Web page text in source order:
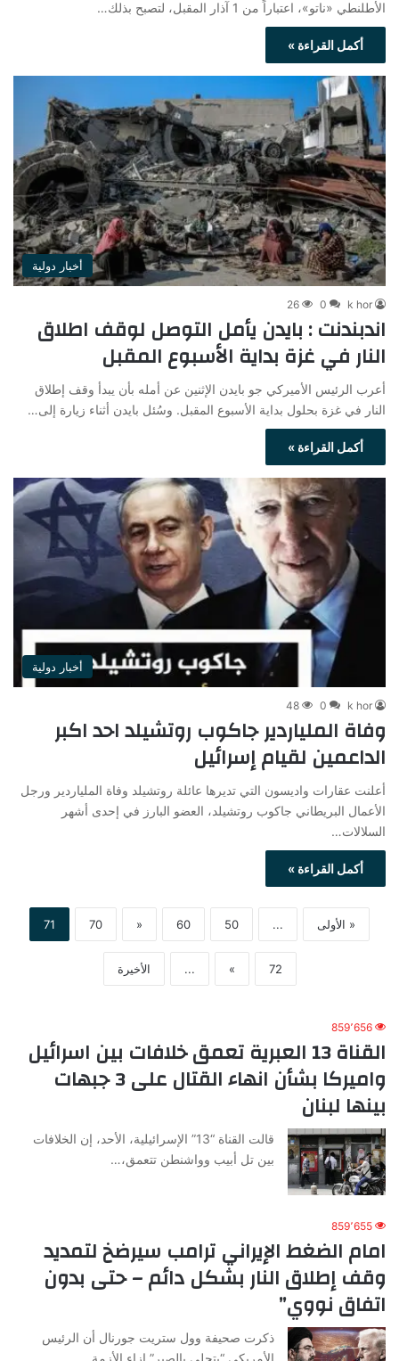
الأطلنطي «ناتو»، اعتباراً من 1 آذار المقبل، لتصبح بذلك…
أكمل القراءة »
أخبار دولية
k hor
0
26
اندبندنت : بايدن يأمل التوصل لوقف اطلاق
النار في غزة بداية الأسبوع المقبل
أعرب الرئيس الأميركي جو بايدن الإثنين عن أمله بأن يبدأ وقف إطلاق
النار في غزة بحلول بداية الأسبوع المقبل. وسُئل بايدن أثناء زيارة إلى…
أكمل القراءة »
أخبار دولية
k hor
0
48
وفاة الملياردير جاكوب روتشيلد احد اكبر
الداعمين لقيام إسرائيل
أعلنت عقارات واديسون التي تديرها عائلة روتشيلد وفاة الملياردير ورجل
الأعمال البريطاني جاكوب روتشيلد، العضو البارز في إحدى أشهر
السلالات…
أكمل القراءة »
« الأولى ...
50
60
«
70
71
72
»
... الأخيرة
859٬656
القناة 13 العبرية تعمق خلافات بين اسرائيل
واميركا بشأن انهاء القتال على 3 جبهات
بينها لبنان
قالت القناة “13” الإسرائيلية، الأحد، إن الخلافات
بين تل أبيب وواشنطن تتعمق،…
859٬655
امام الضغط الإيراني ترامب سيرضخ لتمديد
وقف إطلاق النار بشكل دائم – حتى بدون
اتفاق نووي”
ذكرت صحيفة وول ستريت جورنال أن الرئيس
الأمريكي “يتحلى بالصبر” إزاء الأزمة…